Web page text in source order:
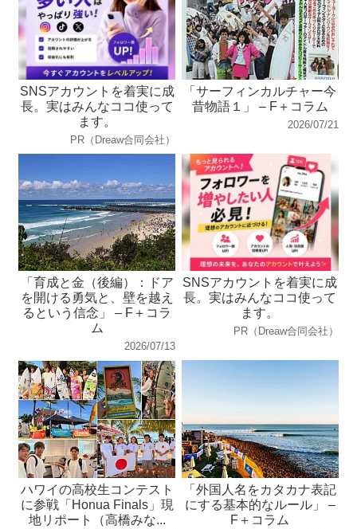
SNSアカウントを着実に成
長。実はみんなココ使って
ます。
PR（Dreaw合同会社）
「サーフィンカルチャー今
昔物語１」 – F＋コラム
2026/07/21
「育成と金（後編）：ドア
を開ける勇気と、壁を越え
るという信念」 – F＋コラ
ム
2026/07/13
SNSアカウントを着実に成
長。実はみんなココ使って
ます。
PR（Dreaw合同会社）
ハワイの高校生コンテスト
に参戦「Honua Finals」現
地リポート（高橋みな...
「外国人名をカタカナ表記
にする基本的なルール」 –
F＋コラム